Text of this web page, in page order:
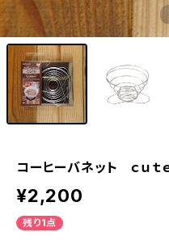
コーヒーバネット ｃｕｔ
¥2,200
残り1点